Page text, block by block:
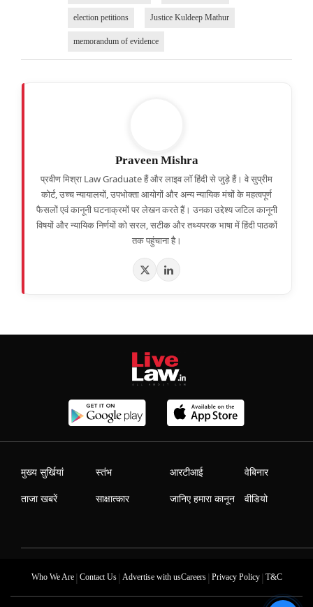
election petitions Justice Kuldeep Mathur
memorandum of evidence
Praveen Mishra
प्रवीण मिश्रा Law Graduate हैं और लाइव लॉ हिंदी से जुड़े हैं। वे सुप्रीम
कोर्ट, उच्च न्यायालयों, उपभोक्ता आयोगों और अन्य न्यायिक मंचों के महत्वपूर्ण
फैसलों एवं कानूनी घटनाक्रमों पर लेखन करते हैं। उनका उद्देश्य जटिल कानूनी
विषयों और न्यायिक निर्णयों को सरल, सटीक और तथ्यपरक भाषा में हिंदी पाठकों
तक पहुंचाना है।
मुख्य सुर्खियां
ताजा खबरें
स्तंभ
साक्षात्कार
आरटीआई
जानिए हमारा कानून
वेबिनार
वीडियो
Who We Are| Contact Us| Advertise with usCareers| Privacy Policy| T&C